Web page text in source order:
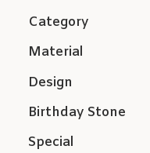
Category
Material
Design
Birthday Stone
Special